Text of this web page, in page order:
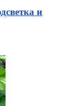
и